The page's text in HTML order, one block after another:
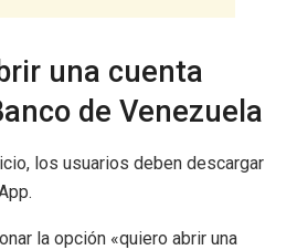
una cuenta
de Venezuela
los usuarios deben descargar
la opción «quiero abrir una